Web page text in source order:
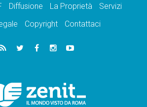
Diffusione La Proprietà
Servizi
Copyright Contattaci